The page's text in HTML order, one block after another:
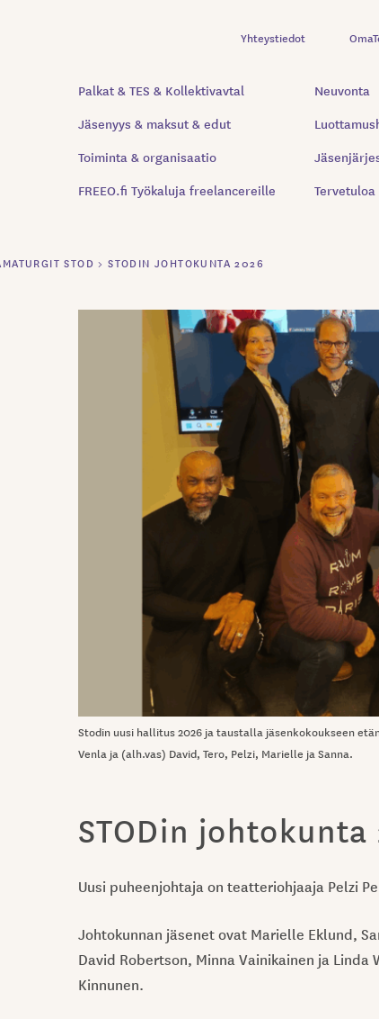
Yhteystiedot
Palkat & TES & Kollektivavtal
Neuvonta
Jäsenyys & maksut & edut
Toiminta & organisaatio
FREEO.fi Työkaluja freelancereille
Tervetuloa
STOD >STODIN JOHTOKUNTA 2026
Stodin uusi hallitus 2026 ja taustalla jäsenkokoukseen
Venla ja (alh.vas) David, Tero, Pelzi, Marielle ja Sanna.
STODin johtokunta
Uusi puheenjohtaja on teatteriohjaaja Pelzi
Johtokunnan jäsenet ovat Marielle Eklund,
David Robertson, Minna Vainikainen ja
Kinnunen.